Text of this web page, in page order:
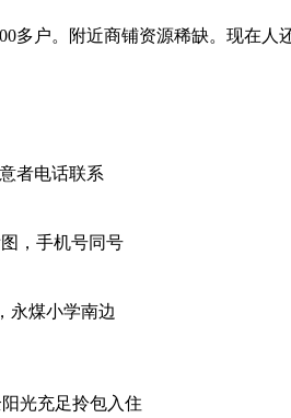
多户。附近商铺资源稀缺。现在
者电话联系
，手机号同号
永煤小学南边
光充足拎包入住